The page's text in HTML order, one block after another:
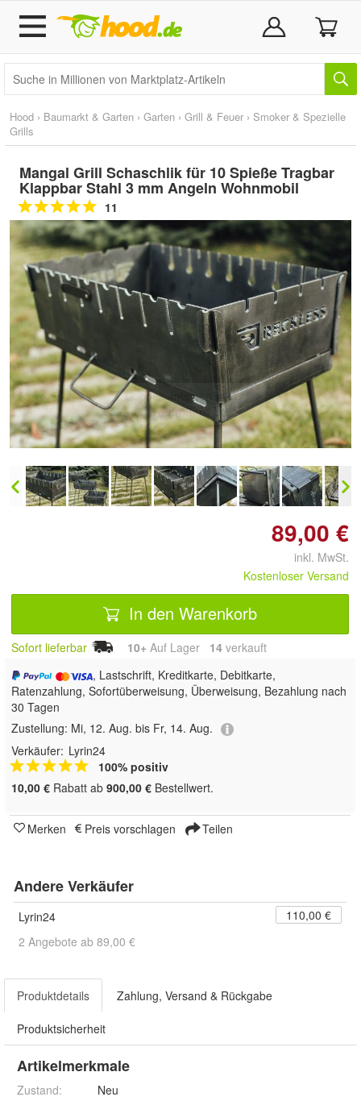
Hood › Baumarkt & Garten › Garten › Grill & Feuer › Smoker & Spezielle
Grills
Mangal Grill Schaschlik für 10 Spieße Tragbar
Klappbar Stahl 3 mm Angeln Wohnmobil
11
Doppelt antippen zum
vergrößern
89,00 €
inkl. MwSt.
Kostenloser Versand
In den Warenkorb
Sofort lieferbar 10+ Auf Lager 14 verkauft
, Lastschrift, Kreditkarte, Debitkarte,
Ratenzahlung, Sofortüberweisung, Überweisung, Bezahlung nach
30 Tagen
Zustellung: Mi, 12. Aug. bis Fr, 14. Aug.
Verkäufer: Lyrin24
100% positiv
10,00 € Rabatt ab 900,00 € Bestellwert.
Merken Preis vorschlagen Teilen
Andere Verkäufer
Lyrin24
110,00 €
2 Angebote ab 89,00 €
Produktdetails Zahlung, Versand & Rückgabe
Produktsicherheit
Artikelmerkmale
Zustand:
Neu